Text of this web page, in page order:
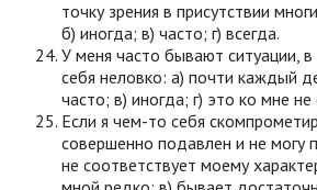
точку зрения в присутствии
б) иногда; в) часто; г) всегда.
У меня часто бывают ситуации,
себя неловко: а) почти каждый
часто; в) иногда; г) это ко мне не
Если я чем-то себя
совершенно подавлен и не могу
не соответствует моему